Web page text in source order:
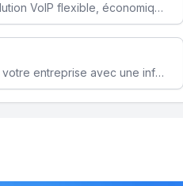
Simplifiez votre communication avec une solution VoIP flexible, économique et adaptée à vos besoins professionnels.
Garantissez la stabilité et la performance de votre entreprise avec une infrastructure IT sécurisée et évolutive.